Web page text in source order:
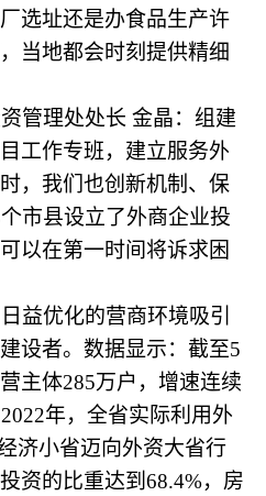
选址还是办食品生产许
当地都会时刻提供精细
管理处处长 金晶：组建
工作专班，建立服务外
，我们也创新机制、保
市县设立了外商企业投
以在第一时间将诉求困
益优化的营商环境吸引
设者。数据显示：截至5
主体285万户，增速连续
年，全省实际利用外
济小省迈向外资大省行
资的比重达到68.4%，房